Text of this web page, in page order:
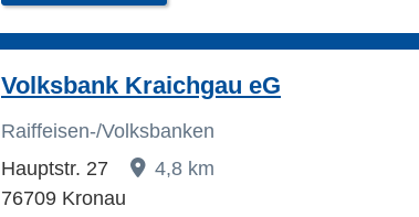
Volksbank Kraichgau eG
Raiffeisen-/Volksbanken
Hauptstr. 27
4,8 km
76709 Kronau